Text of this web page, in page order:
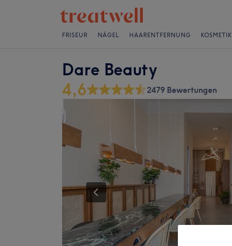
FRISEUR NÄGEL HAARENTFERNUNG KOSMETIK
Dare Beauty
4,6 2479 Bewertungen